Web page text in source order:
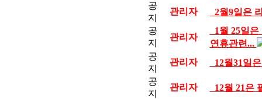
공
지
관리자
2월9일은
공
지
관리자
1월 25일
연휴관련...
공
지
관리자
12월31일
공
지
관리자
12월 21은